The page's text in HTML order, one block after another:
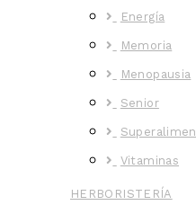
Energía
Memoria
Menopausia
Senior
Vitaminas
HERBORISTERÍA